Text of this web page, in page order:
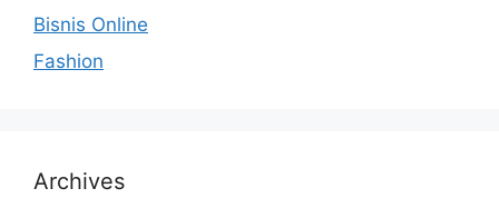
Bisnis Online
Fashion
Archives